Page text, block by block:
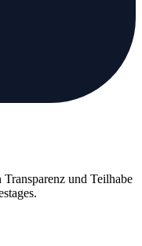
und Teilhabe